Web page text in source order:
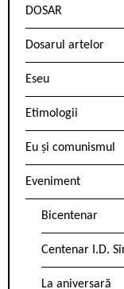
DOSAR
Dosarul artelor
Eseu
Etimologii
Eu și comunismul
Eveniment
Bicentenar
Centenar I.D.
La aniversară